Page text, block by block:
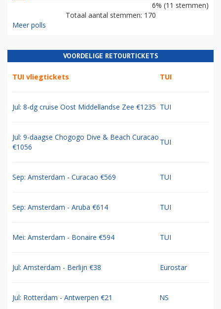
6% (11 stemmen)
Totaal aantal stemmen: 170
Meer polls
VOORDELIGE RETOURTICKETS
TUI vliegtickets TUI
Jul: 8-dg cruise Oost Middellandse Zee €1235 TUI
Jul: 9-daagse Chogogo Dive & Beach Curacao
€1056
TUI
Sep: Amsterdam - Curacao €569 TUI
Sep: Amsterdam - Aruba €614 TUI
Mei: Amsterdam - Bonaire €594 TUI
Jul: Amsterdam - Berlijn €38 Eurostar
Jul: Rotterdam - Antwerpen €21 NS